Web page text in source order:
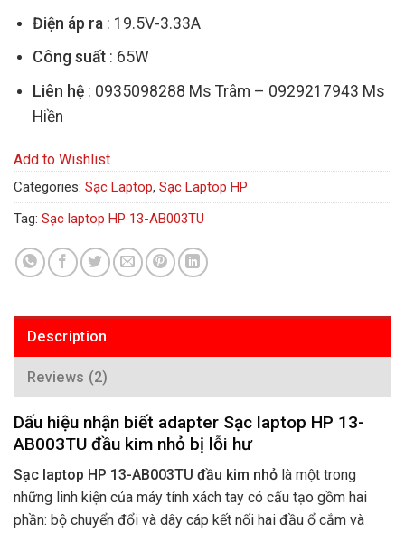
Điện áp ra: 19.5V-3.33A
Công suất: 65W
Liên hệ: 0935098288 Ms Trâm – 0929217943 Ms
Hiền
Add to Wishlist
Categories: Sạc Laptop, Sạc Laptop HP
Tag: Sạc laptop HP 13-AB003TU
Description
Reviews (2)
Dấu hiệu nhận biết adapter Sạc laptop HP 13-
AB003TU đầu kim nhỏ bị lỗi hư
Sạc laptop HP 13-AB003TU đầu kim nhỏ là một trong
những linh kiện của máy tính xách tay có cấu tạo gồm hai
phần: bộ chuyển đổi và dây cáp kết nối hai đầu ổ cắm và